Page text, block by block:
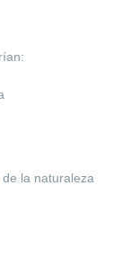
la naturaleza